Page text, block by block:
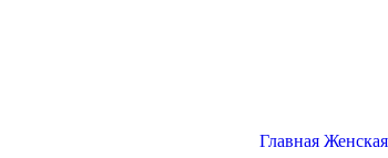
Главная